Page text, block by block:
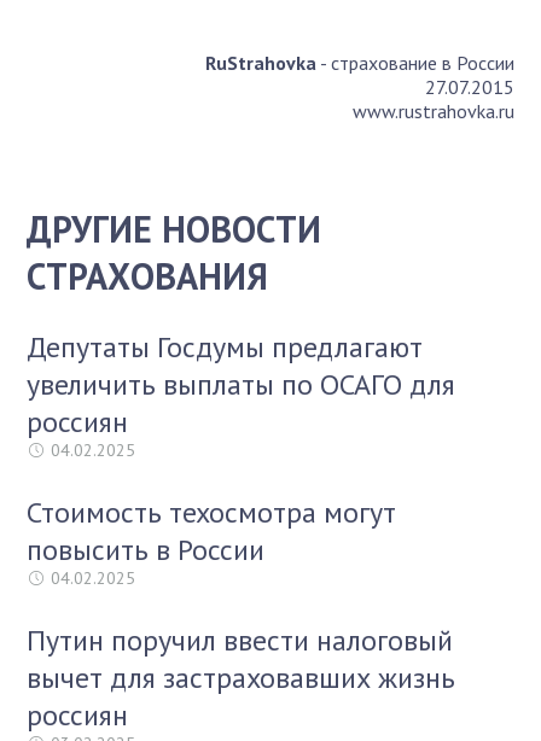
RuStrahovka- страхование в России
27.07.2015
www.rustrahovka.ru
ДРУГИЕ НОВОСТИ
СТРАХОВАНИЯ
Депутаты Госдумы предлагают
увеличить выплаты по ОСАГО для
россиян
04.02.2025
Стоимость техосмотра могут
повысить в России
04.02.2025
Путин поручил ввести налоговый
вычет для застраховавших жизнь
россиян